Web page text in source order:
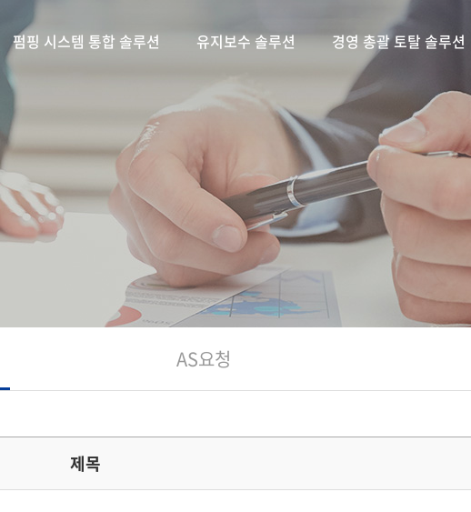
펌핑 시스템 통합 솔루션 유지보수 솔루션 경영 총괄 토탈 솔루션
AS요청
제목